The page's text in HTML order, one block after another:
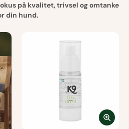
på kvalitet, trivsel og omtanke
din hund.